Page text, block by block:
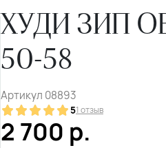
ХУДИ ЗИП
50-58
Артикул 08893
51 отзыв
2 700 р.